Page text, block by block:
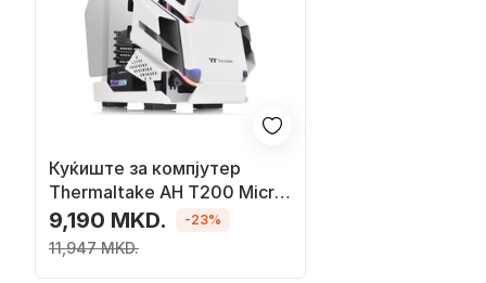
Куќиште за компјутер
Thermaltake AH T200 Micro,
бело, Mini Tower
9,190 MKD.
11,947 MKD.
-23%